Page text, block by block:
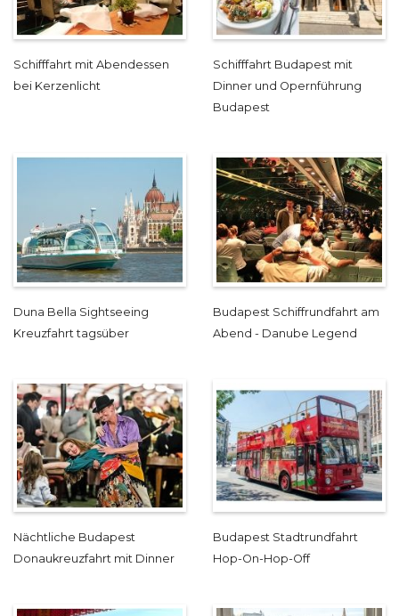
Schifffahrt mit Abendessen
bei Kerzenlicht
Schifffahrt Budapest mit
Dinner und Opernführung
Budapest
Duna Bella Sightseeing
Kreuzfahrt tagsüber
Budapest Schiffrundfahrt am
Abend - Danube Legend
Nächtliche Budapest
Donaukreuzfahrt mit Dinner
Budapest Stadtrundfahrt
Hop-On-Hop-Off